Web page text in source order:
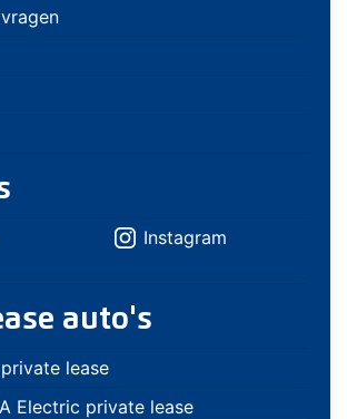
Instagram
auto's
lease
Electric private lease